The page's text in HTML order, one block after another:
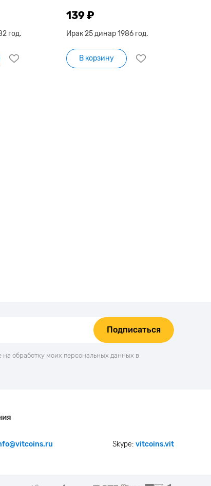
год.
139 ₽
Ирак 25 динар 1986 год.
В корзину
Подписаться
обработку моих персональных данных в
Skype: vitcoins.vit